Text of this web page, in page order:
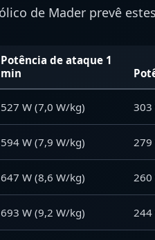
de Mader prevê
Potência de ataque 1
min
527 W (7,0 W/kg) 303
594 W (7,9 W/kg) 279
647 W (8,6 W/kg) 260
693 W (9,2 W/kg) 244